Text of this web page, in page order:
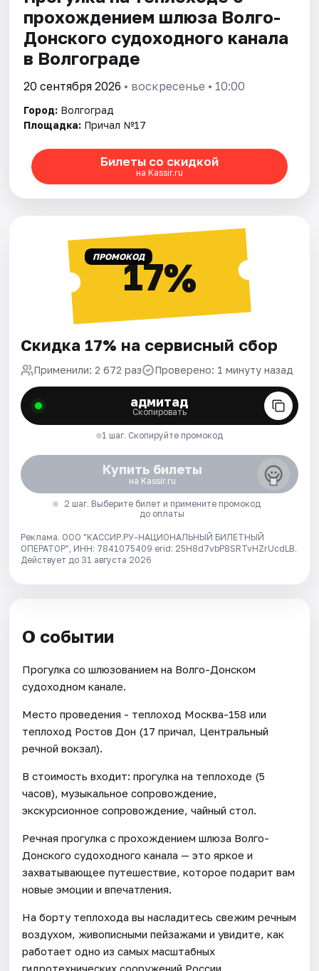
прохождением шлюза Волго-
Донского судоходного канала
в Волгограде
20 сентября 2026 • воскресенье • 10:00
Город: Волгоград
Площадка: Причал №17
Билеты со скидкой
на Kassir.ru
ПРОМОКОД17%
Скидка 17% на сервисный сбор
Применили: 2 672 раз Проверено: 1 минуту назад
адмитад
Скопировать
1 шаг. Скопируйте промокод
Купить билеты
на Kassir.ru
2 шаг. Выберите билет и примените промокод
до оплаты
Реклама. ООО "КАССИР.РУ-НАЦИОНАЛЬНЫЙ БИЛЕТНЫЙ
ОПЕРАТОР", ИНН: 7841075409 erid: 25H8d7vbP8SRTvHZrUcdLB.
Действует до 31 августа 2026
О событии
Прогулка со шлюзованием на Волго-Донском
судоходном канале.
Место проведения - теплоход Москва-158 или
теплоход Ростов Дон (17 причал, Центральный
речной вокзал).
В стоимость входит: прогулка на теплоходе (5
часов), музыкальное сопровождение,
экскурсионное сопровождение, чайный стол.
Речная прогулка с прохождением шлюза Волго-
Донского судоходного канала — это яркое и
захватывающее путешествие, которое подарит вам
новые эмоции и впечатления.
На борту теплохода вы насладитесь свежим речным
воздухом, живописными пейзажами и увидите, как
работает одно из самых масштабных
гидротехнических сооружений России.